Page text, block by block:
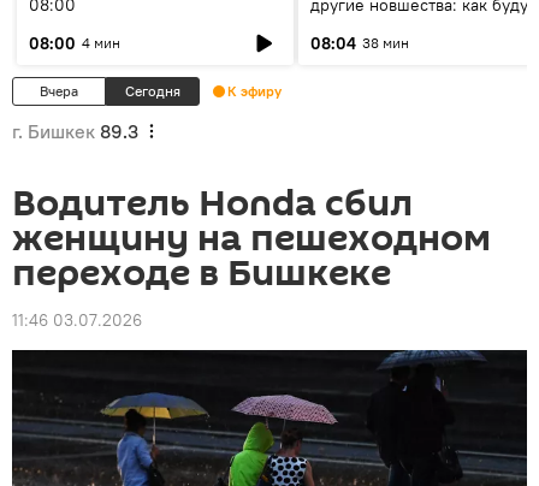
08:00
08:00 4 мин
другие новшества: как будут
08:04 38 мин
Вчера Сегодня К эфиру
г. Бишкек 89.3
Водитель Honda сбил
женщину на пешеходном
переходе в Бишкеке
11:46 03.07.2026